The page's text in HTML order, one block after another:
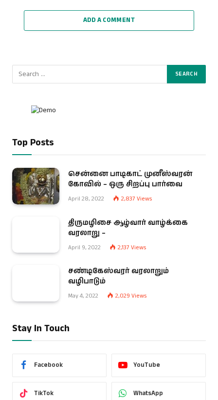
ADD A COMMENT
Top Posts
சென்னை பாடிகாட் முனீஸ்வரன்
கோவில் – ஒரு சிறப்பு பார்வை
April 28, 2022 2,837 Views
திருமழிசை ஆழ்வார் வாழ்க்கை
வரலாறு –
April 9, 2022 2,137 Views
சண்டிகேஸ்வரர் வரலாறும்
வழிபாடும்
May 4, 2022 2,029 Views
Stay In Touch
Facebook YouTube
TikTok WhatsApp